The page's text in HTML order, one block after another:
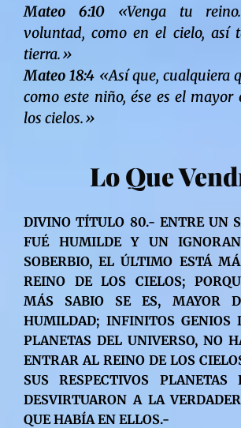
Mateo 6:10«Venga tu
voluntad, como en el cielo, así
tierra.»
Mateo 18:4 «Así que, cualquiera
como este niño, ése es el mayor
los cielos.»
Lo Que
DIVINO TÍTULO 80.- ENTRE UN
FUÉ HUMILDE Y UN
SOBERBIO, EL ÚLTIMO ESTÁ
REINO DE LOS CIELOS;
MÁS SABIO SE ES, MAYOR
HUMILDAD; INFINITOS GENIOS
PLANETAS DEL UNIVERSO, NO
ENTRAR AL REINO DE LOS
SUS RESPECTIVOS PLANETAS
DESVIRTUARON A LA
QUE HABÍA EN ELLOS.-